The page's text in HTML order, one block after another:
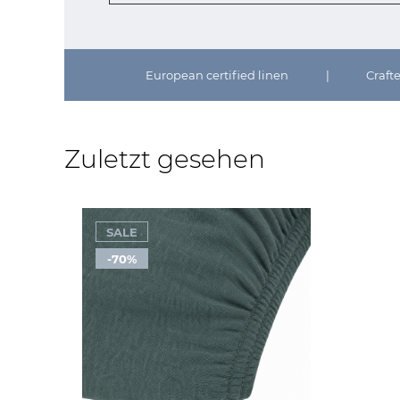
European certified linen |
Zuletzt gesehen
SALE
-70%